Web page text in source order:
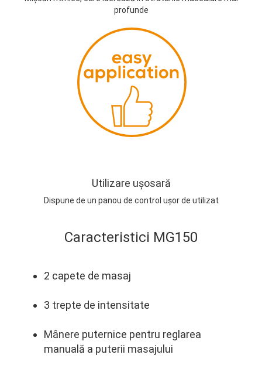
profunde
Utilizare ușosară
Dispune de un panou de control ușor de utilizat
Caracteristici MG150
2 capete de masaj
3 trepte de intensitate
Mânere puternice pentru reglarea
manuală a puterii masajului